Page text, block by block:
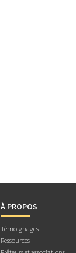
À PROPOS
Témoignages
Ressources